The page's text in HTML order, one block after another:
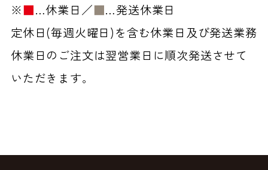
※■…休業日／■…発送休業日
定休日(毎週火曜日)を含む休業日及び発送業務
休業日のご注文は翌営業日に順次発送させて
いただきます。